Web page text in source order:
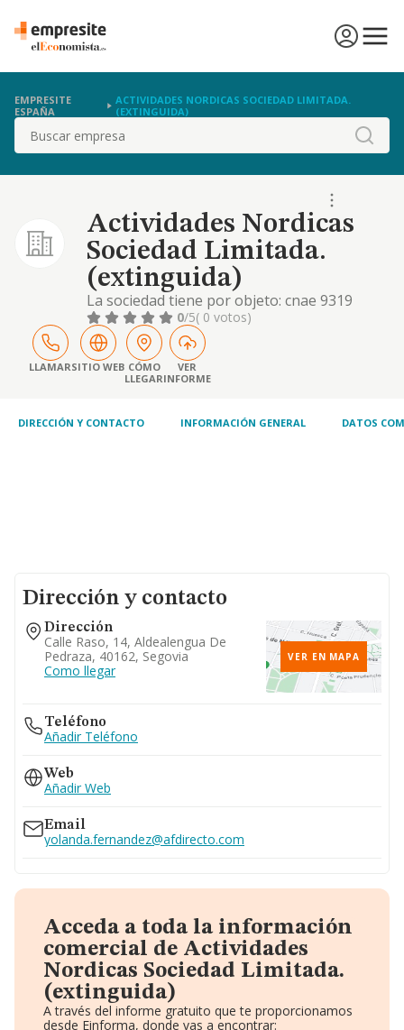
EMPRESITE
ESPAÑA
ACTIVIDADES NORDICAS SOCIEDAD LIMITADA.
(EXTINGUIDA)
Buscar
Actividades Nordicas
Sociedad Limitada.
(extinguida)
La sociedad tiene por objeto: cnae 9319
(objeto principal) otras actividades
deportivas (consistentes, básicamente en
actividades en instalaciones deportivas,
marchas, senderismo, esquí, etcétera). cnae
7911: agencia de viajes. cnae 4764: comercio
4791: com
0/5( 0 votos)
LLAMARSITIO WEB CÓMO
LLEGAR
VER
INFORME
DIRECCIÓN Y CONTACTO INFORMACIÓN GENERAL DATOS
Dirección y contacto
Dirección
Calle Raso, 14, Aldealengua De
Pedraza, 40162, Segovia
Como llegar
VER EN MAPA
Teléfono
Añadir Teléfono
Web
Añadir Web
Email
yolanda.fernandez@afdirecto.com
Acceda a toda la información
comercial de Actividades
Nordicas Sociedad Limitada.
(extinguida)
A través del informe gratuito que te proporcionamos
desde Einforma, donde vas a encontrar: